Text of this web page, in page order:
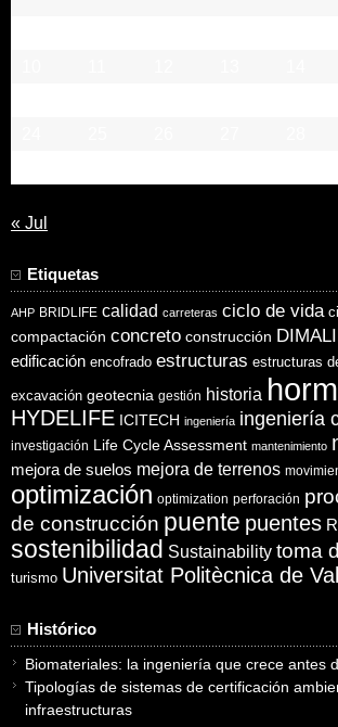
« Jul
Etiquetas
AHP BRIDLIFE calidad carreteras ciclo de vida
compactación concreto construcción
edificación encofrado estructuras estructuras
excavación geotecnia gestión historia
HYDELIFE ICITECH ingeniería ingeniería
investigación Life Cycle Assessment mantenimiento
mejora de suelos mejora de terrenos
optimización optimization perforación
de construcción puente puentes
sostenibilidad Sustainability toma
turismo Universitat Politècnica de
Histórico
Biomateriales: la ingeniería que crece antes
Tipologías de sistemas de certificación
infraestructuras